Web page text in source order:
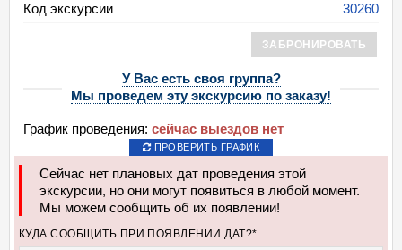
Код экскурсии 30260
ЗАБРОНИРОВАТЬ
У Вас есть своя группа?
Мы проведем эту экскурсию по заказу!
График проведения: сейчас выездов нет
ПРОВЕРИТЬ ГРАФИК
Сейчас нет плановых дат проведения этой
экскурсии, но они могут появиться в любой момент.
Мы можем сообщить об их появлении!
КУДА СООБЩИТЬ ПРИ ПОЯВЛЕНИИ ДАТ?*